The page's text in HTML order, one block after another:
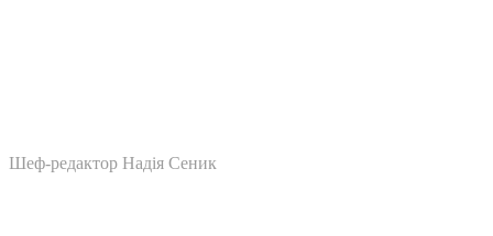
Шеф-редактор Надія Сеник